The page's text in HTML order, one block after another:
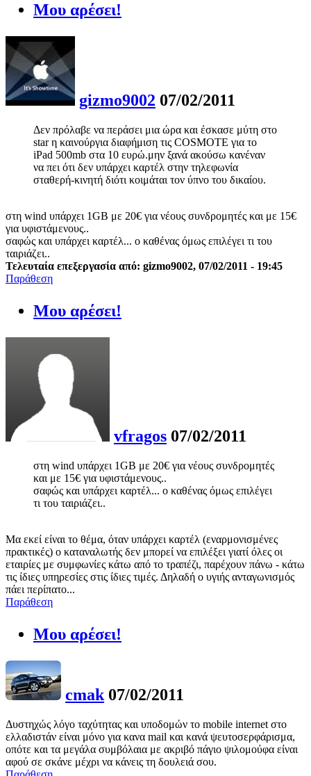
Μου αρέσει!
gizmo9002 07/02/2011
Δεν πρόλαβε να περάσει μια ώρα και έσκασε μύτη στο
star η καινούργια διαφήμιση τις COSMOTE για το
iPad 500mb στα 10 ευρώ.μην ξανά ακούσω κανέναν
να πει ότι δεν υπάρχει καρτέλ στην τηλεφωνία
σταθερή-κινητή διότι κοιμάται τον ύπνο του δικαίου.
στη wind υπάρχει 1GB με 20€ για νέους συνδρομητές και με 15€
για υφιστάμενους..
σαφώς και υπάρχει καρτέλ... ο καθένας όμως επιλέγει τι του
ταιριάζει..
Τελευταία επεξεργασία από: gizmo9002, 07/02/2011 - 19:45
Παράθεση
Μου αρέσει!
vfragos 07/02/2011
στη wind υπάρχει 1GB με 20€ για νέους συνδρομητές
και με 15€ για υφιστάμενους..
σαφώς και υπάρχει καρτέλ... ο καθένας όμως επιλέγει
τι του ταιριάζει..
Μα εκεί είναι το θέμα, όταν υπάρχει καρτέλ (εναρμονισμένες
πρακτικές) ο καταναλωτής δεν μπορεί να επιλέξει γιατί όλες οι
εταιρίες με συμφωνίες κάτω από το τραπέζι, παρέχουν πάνω - κάτω
τις ίδιες υπηρεσίες στις ίδιες τιμές. Δηλαδή ο υγιής ανταγωνισμός
πάει περίπατο...
Παράθεση
Μου αρέσει!
cmak 07/02/2011
Δυστηχώς λόγο ταχύτητας και υποδομών το mobile internet στο
ελλαδιστάν είναι μόνο για κανα mail και κανά ψευτοσερφάρισμα,
οπότε και τα μεγάλα συμβόλαια με ακριβό πάγιο ψιλομούφα είναι
αφού σε σκάνε μέχρι να κάνεις τη δουλειά σου.